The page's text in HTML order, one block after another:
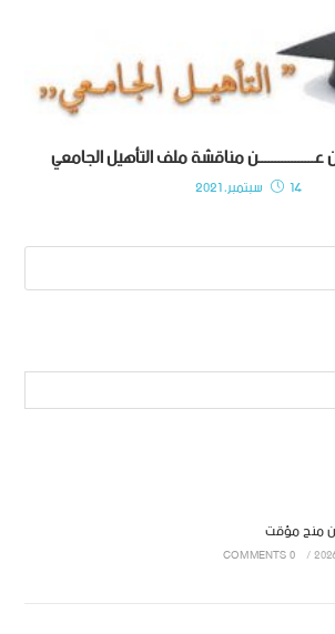
عـــــــــــــــــن مناقشة ملف التأهيل الجامعي
14 سبتمبر، 2021
منح مؤقت
/
0 COMMENTS